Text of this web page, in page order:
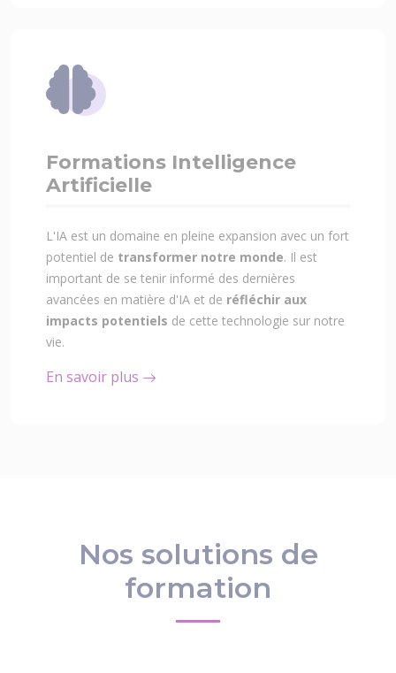
Formations Intelligence
Artificielle
L'IA est un domaine en pleine expansion avec un fort
potentiel de transformer notre monde. Il est
important de se tenir informé des dernières
avancées en matière d'IA et de réfléchir aux
impacts potentiels de cette technologie sur notre
vie.
En savoir plus
Nos solutions de
formation